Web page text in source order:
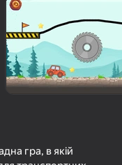
гра, в якій